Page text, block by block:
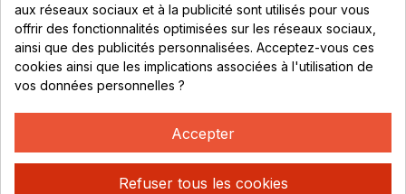
Lundi au vendredi :
8h - 16h
uniquement sur Rendez-vous
CONTACT
04 78 37 00 68
contact@rhonephilatelie.fr
aux réseaux sociaux et à la publicité sont utilisés pour vous
offrir des fonctionnalités optimisées sur les réseaux sociaux,
ainsi que des publicités personnalisées. Acceptez-vous ces
cookies ainsi que les implications associées à l'utilisation de
vos données personnelles ?
Accepter
Refuser tous les cookies